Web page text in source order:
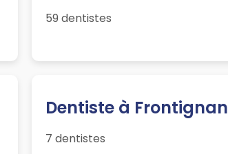
59 dentistes
Dentiste à Frontignan
7 dentistes